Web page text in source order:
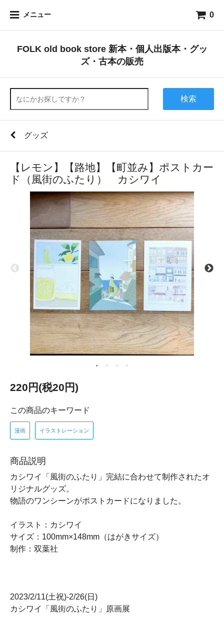
メニュー 0
FOLK old book store 新本・個人出版本・グッ
ズ・古本の販売
検索
グッズ
【レモン】【路地】【町並み】ポストカー
ド（風街のふたり） カシワイ
220円(税20円)
この商品のキーワード
漫画 イラストレーション
商品説明
カシワイ「風街のふたり」完結に合わせて制作されたオ
リジナルグッズ。
物語のワンシーンがポストカードになりました。
イラスト：カシワイ
サイズ：100mm×148mm（はがきサイズ）
制作：双葉社
2023/2/11(土祝)-2/26(日)
カシワイ「風街のふたり」原画展